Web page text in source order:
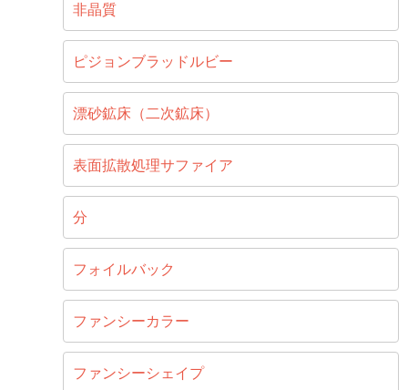
非晶質
ピジョンブラッドルビー
漂砂鉱床（二次鉱床）
表面拡散処理サファイア
分
フォイルバック
ファンシーカラー
ファンシーシェイプ